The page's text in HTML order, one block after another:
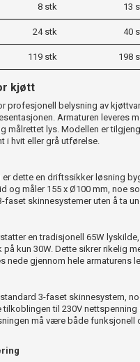
8 stk 13
24 stk 40
119 stk 198
kjøtt
profesjonell belysning av
Armaturen leveres
målrettet lys. Modellen er
i hvit eller grå utførelse.
dette en driftssikker løsning
og måler 155 x Ø100 mm, noe
skinnesystemer uten å ta
en tradisjonell 65W
kun 30W. Dette sikrer rikelig
gjennom hele armaturens
3-faset skinnesystem,
til 230V nettspenning
må være både funksjonell